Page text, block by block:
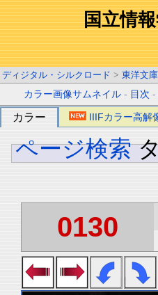
国立情
ディジタル・シルクロード > 東洋文
カラー画像サムネイル - 目次
カラー IIIFカラー高解
ページ検索
0130